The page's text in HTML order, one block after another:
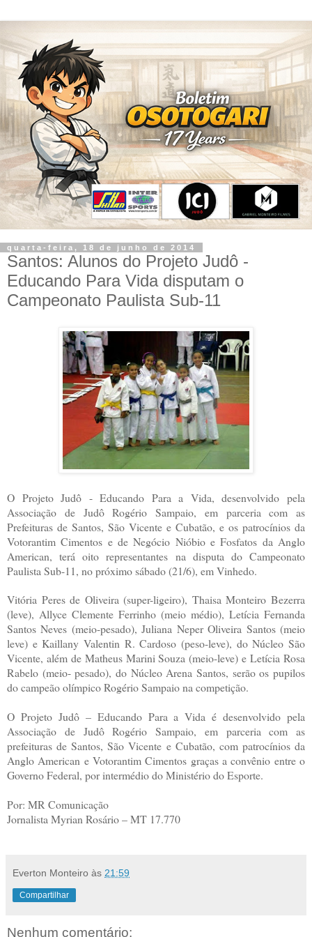
quarta-feira, 18 de junho de 2014
Santos: Alunos do Projeto Judô -
Educando Para Vida disputam o
Campeonato Paulista Sub-11
O Projeto Judô - Educando Para a Vida, desenvolvido pela
Associação de Judô Rogério Sampaio, em parceria com as
Prefeituras de Santos, São Vicente e Cubatão, e os patrocínios da
Votorantim Cimentos e de Negócio Nióbio e Fosfatos da Anglo
American, terá oito representantes na disputa do Campeonato
Paulista Sub-11, no próximo sábado (21/6), em Vinhedo.
Vitória Peres de Oliveira (super-ligeiro), Thaisa Monteiro Bezerra
(leve), Allyce Clemente Ferrinho (meio médio), Letícia Fernanda
Santos Neves (meio-pesado), Juliana Neper Oliveira Santos (meio
leve) e Kaillany Valentin R. Cardoso (peso-leve), do Núcleo São
Vicente, além de Matheus Marini Souza (meio-leve) e Letícia Rosa
Rabelo (meio- pesado), do Núcleo Arena Santos, serão os pupilos
do campeão olímpico Rogério Sampaio na competição.
O Projeto Judô – Educando Para a Vida é desenvolvido pela
Associação de Judô Rogério Sampaio, em parceria com as
prefeituras de Santos, São Vicente e Cubatão, com patrocínios da
Anglo American e Votorantim Cimentos graças a convênio entre o
Governo Federal, por intermédio do Ministério do Esporte.
Por: MR Comunicação
Jornalista Myrian Rosário – MT 17.770
Everton Monteiro às 21:59
Compartilhar
Nenhum comentário: